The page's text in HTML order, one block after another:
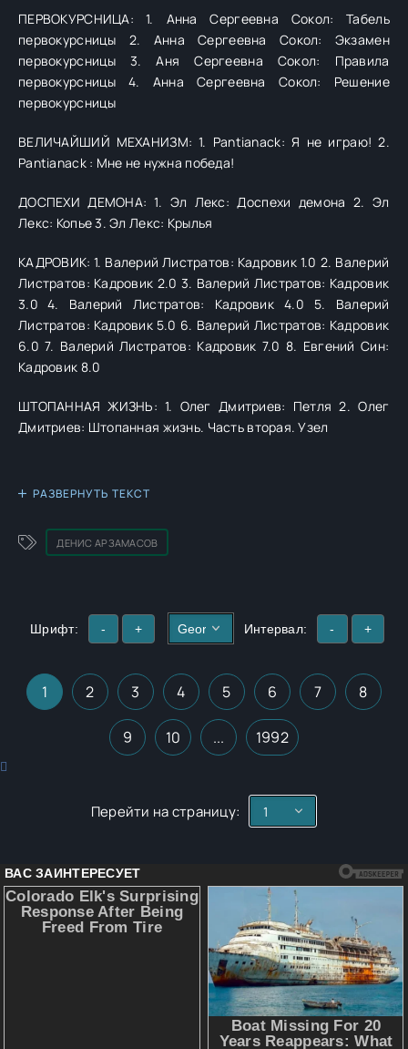
ПЕРВОКУРСНИЦА: 1. Анна Сергеевна Сокол: Табель
первокурсницы 2. Анна Сергеевна Сокол: Экзамен
первокурсницы 3. Аня Сергеевна Сокол: Правила
первокурсницы 4. Анна Сергеевна Сокол: Решение
первокурсницы
ВЕЛИЧАЙШИЙ МЕХАНИЗМ: 1. Pantianack: Я не играю! 2.
Pantianack : Мне не нужна победа!
ДОСПЕХИ ДЕМОНА: 1. Эл Лекс: Доспехи демона 2. Эл
Лекс: Копье 3. Эл Лекс: Крылья
КАДРОВИК: 1. Валерий Листратов: Кадровик 1.0 2. Валерий
Листратов: Кадровик 2.0 3. Валерий Листратов: Кадровик
3.0 4. Валерий Листратов: Кадровик 4.0 5. Валерий
Листратов: Кадровик 5.0 6. Валерий Листратов: Кадровик
6.0 7. Валерий Листратов: Кадровик 7.0 8. Евгений Син:
Кадровик 8.0
ШТОПАННАЯ ЖИЗНЬ: 1. Олег Дмитриев: Петля 2. Олег
Дмитриев: Штопанная жизнь. Часть вторая. Узел
РАЗВЕРНУТЬ ТЕКСТ
ДЕНИС АРЗАМАСОВ
Шрифт: - + Интервал: - +
1 2 3 4 5 6 7 8
9 10 ... 1992
Перейти на страницу: